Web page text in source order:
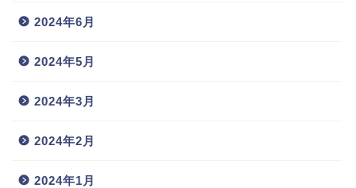
2024年6月
2024年5月
2024年3月
2024年2月
2024年1月